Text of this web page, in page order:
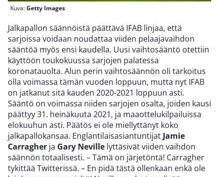
Kuva:Getty Images
Jalkapallon säännöistä päättävä IFAB linjaa, että
sarjoissa voidaan noudattaa viiden pelaajavaihdon
sääntöä myös ensi kaudella. Uusi vaihtosääntö otettiin
käyttöön toukokuussa sarjojen palatessa
koronatauolta. Alun perin vaihtosäännön oli tarkoitus
olla voimassa tämän vuoden loppuun, mutta nyt IFAB
on jatkanut sitä kauden 2020-2021 loppuun asti.
Sääntö on voimassa niiden sarjojen osalta, joiden kausi
päättyy 31. heinäkuuta 2021, ja maaottelukilpailuissa
elokuuhun asti. Päätös ei ole miellyttänyt koko
jalkapallokansaa. EnglantilaisasiantuntijatJamie
Carragher ja Gary Neville lyttäsivät viiden vaihdon
säännön totaalisesti. – Tämä on järjetöntä! Carragher
tykittää Twitterissä. – En pidä tästä ollenkaan enkä ole